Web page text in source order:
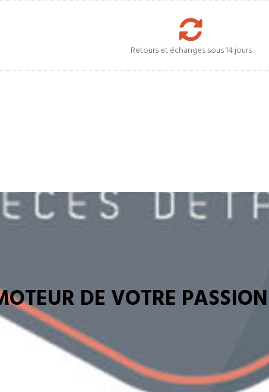
Retours et échanges sous 14 jours
DE VOTRE